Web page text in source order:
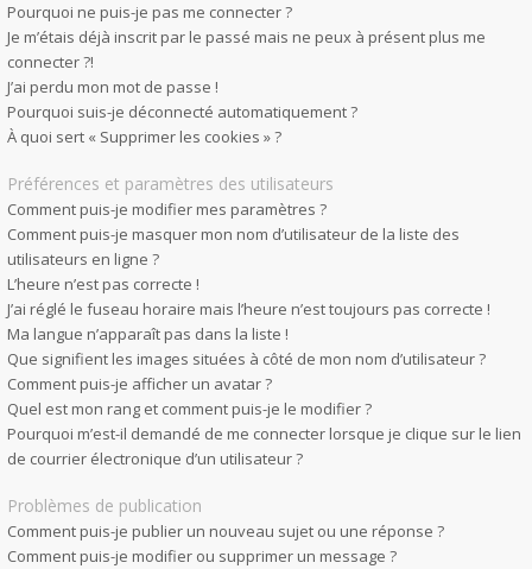
Pourquoi ne puis-je pas me connecter ?
Je m’étais déjà inscrit par le passé mais ne peux à présent plus me
connecter ?!
J’ai perdu mon mot de passe !
Pourquoi suis-je déconnecté automatiquement ?
À quoi sert « Supprimer les cookies » ?
Préférences et paramètres des utilisateurs
Comment puis-je modifier mes paramètres ?
Comment puis-je masquer mon nom d’utilisateur de la liste des
utilisateurs en ligne ?
L’heure n’est pas correcte !
J’ai réglé le fuseau horaire mais l’heure n’est toujours pas correcte !
Ma langue n’apparaît pas dans la liste !
Que signifient les images situées à côté de mon nom d’utilisateur ?
Comment puis-je afficher un avatar ?
Quel est mon rang et comment puis-je le modifier ?
Pourquoi m’est-il demandé de me connecter lorsque je clique sur le lien
de courrier électronique d’un utilisateur ?
Problèmes de publication
Comment puis-je publier un nouveau sujet ou une réponse ?
Comment puis-je modifier ou supprimer un message ?